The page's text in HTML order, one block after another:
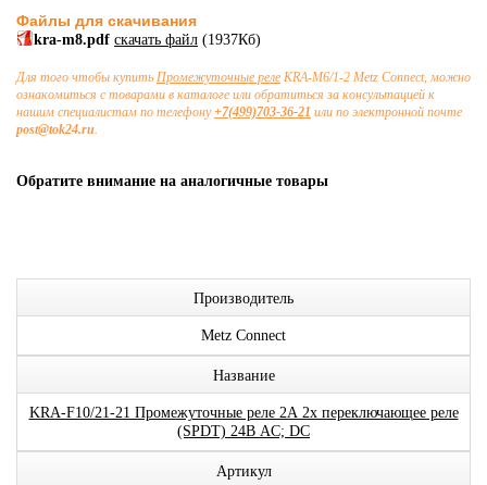
Файлы для скачивания
kra-m8.pdf скачать файл (1937Кб)
Для того чтобы купить Промежуточные реле KRA-M6/1-2 Metz Connect, можно
ознакомиться с товарами в каталоге или обратиться за консультацией к
нашим специалистам по телефону+7(499)703-36-21 или по электронной почте
post@tok24.ru.
Обратите внимание на аналогичные товары
Производитель
Metz Connect
Название
KRA-F10/21-21 Промежуточные реле 2А 2x переключающее реле
(SPDT) 24В AC; DC
Артикул